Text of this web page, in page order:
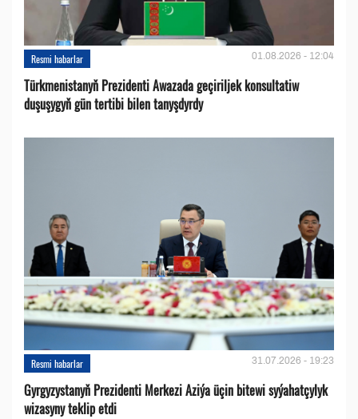
Resmi habarlar 01.08.2026 - 12:04
Türkmenistanyň Prezidenti Awazada geçiriljek konsultatiw
duşuşygyň gün tertibi bilen tanyşdyrdy
Resmi habarlar 31.07.2026 - 19:23
Gyrgyzystanyň Prezidenti Merkezi Aziýa üçin bitewi syýahatçylyk
wizasyny teklip etdi